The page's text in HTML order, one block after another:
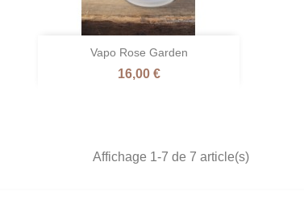
Vapo Rose Garden
Prix
16,00 €
Aperçu rapide
Affichage 1-7 de 7 article(s)